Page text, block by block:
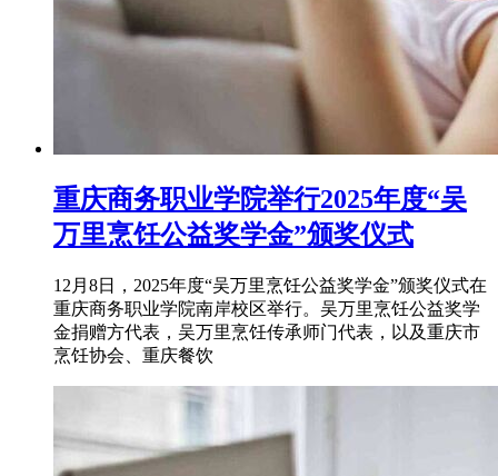
重庆商务职业学院举行2025年度“吴
万里烹饪公益奖学金”颁奖仪式
12月8日，2025年度“吴万里烹饪公益奖学金”颁奖仪式在
重庆商务职业学院南岸校区举行。吴万里烹饪公益奖学
金捐赠方代表，吴万里烹饪传承师门代表，以及重庆市
烹饪协会、重庆餐饮